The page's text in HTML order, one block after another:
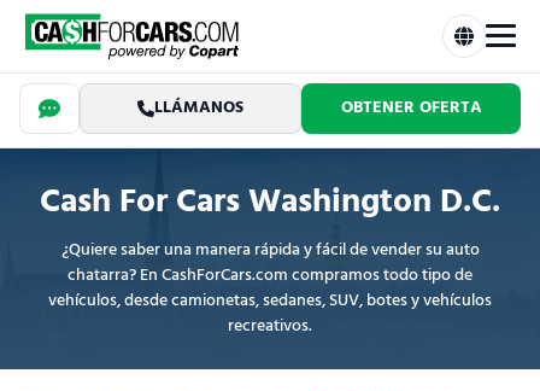
LLÁMANOS OBTENER OFERTA
Cash For Cars Washington D.C.
¿Quiere saber una manera rápida y fácil de vender su auto
chatarra? En CashForCars.com compramos todo tipo de
vehículos, desde camionetas, sedanes, SUV, botes y vehículos
recreativos.